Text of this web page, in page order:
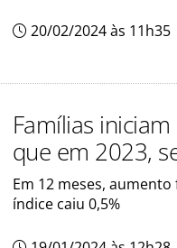
20/02/2024 às 11h35
Famílias
que em 2023,
Em 12 meses,
índice caiu 0,5%